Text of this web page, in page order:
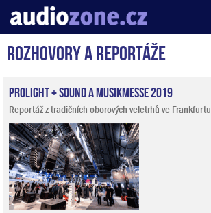
Server o digitálním zpracování zvuku
Rozhovory a reportáže
ProLight + Sound a Musikmesse 2019
Reportáž z tradičních oborových veletrhů ve Frankfurtu.